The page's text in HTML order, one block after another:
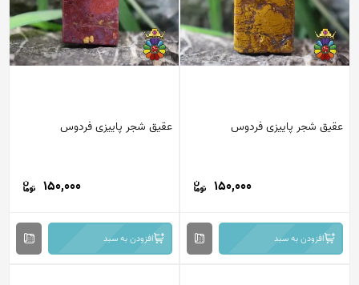
عقیق شجر پاییزی فردوس
150,000
افزودن به سبد
عقیق شجر پاییزی فردوس
150,000
افزودن به سبد